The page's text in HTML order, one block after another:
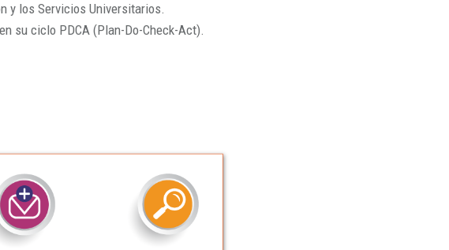
y los Servicios Universitarios.
su ciclo PDCA (Plan-Do-Check-Act).